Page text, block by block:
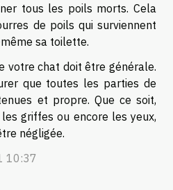
tous les poils morts. Cela
de poils qui surviennent
sa toilette.
votre chat doit être générale.
que toutes les parties de
et propre. Que ce soit,
griffes ou encore les yeux,
négligée.
10:37